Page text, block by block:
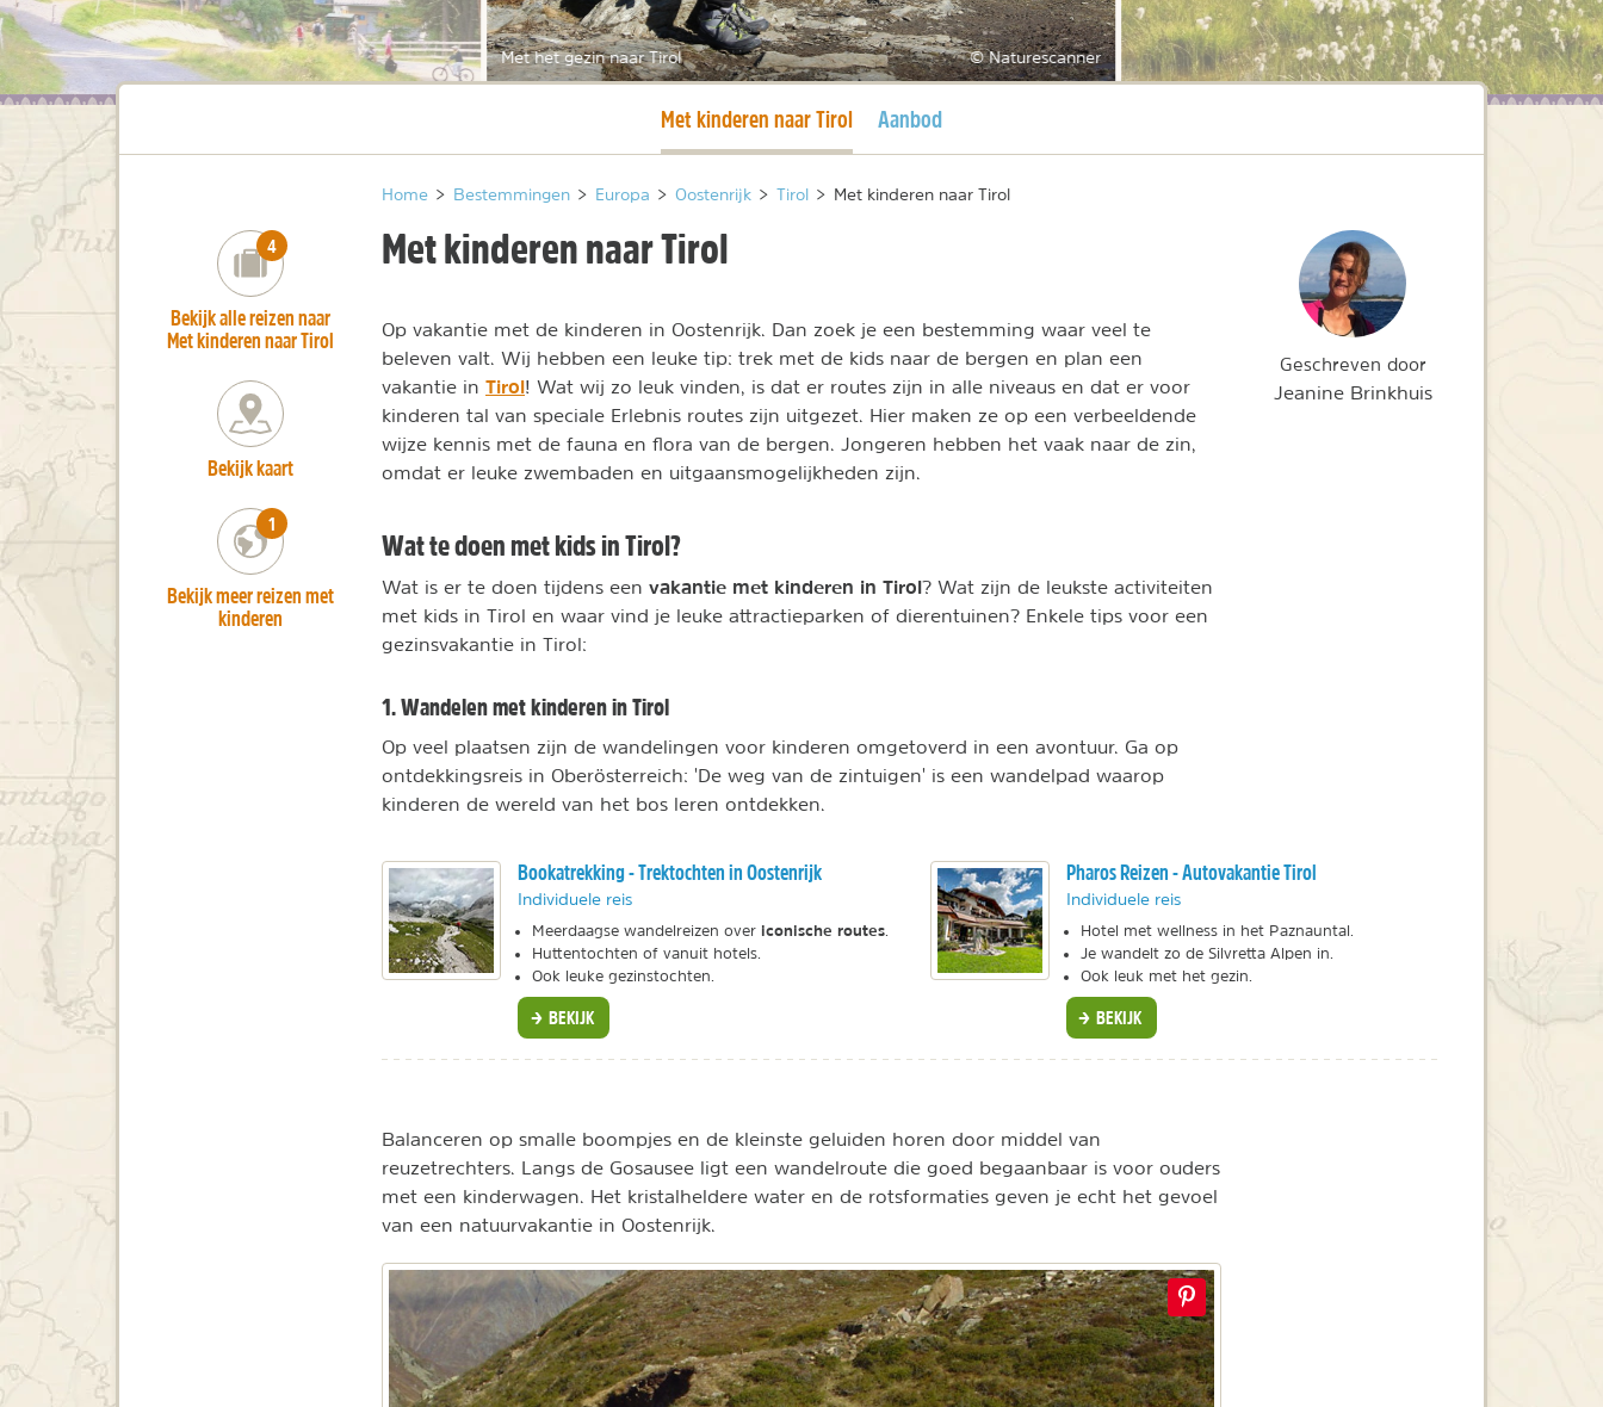
Met het gezin naar Tirol © Naturescanner
Huidige pagina
Met kinderen naar Tirol Aanbod
Home > Bestemmingen > Europa > Oostenrijk > Tirol > Met kinderen naar Tirol
Met kinderen naar Tirol
Op vakantie met de kinderen in Oostenrijk. Dan zoek je een bestemming waar veel te
beleven valt. Wij hebben een leuke tip: trek met de kids naar de bergen en plan een
vakantie in Tirol! Wat wij zo leuk vinden, is dat er routes zijn in alle niveaus en dat er voor
kinderen tal van speciale Erlebnis routes zijn uitgezet. Hier maken ze op een verbeeldende
wijze kennis met de fauna en flora van de bergen. Jongeren hebben het vaak naar de zin,
omdat er leuke zwembaden en uitgaansmogelijkheden zijn.
Wat te doen met kids in Tirol?
Wat is er te doen tijdens een vakantie met kinderen in Tirol? Wat zijn de leukste activiteiten
met kids in Tirol en waar vind je leuke attractieparken of dierentuinen? Enkele tips voor een
gezinsvakantie in Tirol:
1. Wandelen met kinderen in Tirol
Op veel plaatsen zijn de wandelingen voor kinderen omgetoverd in een avontuur. Ga op
ontdekkingsreis in Oberösterreich: 'De weg van de zintuigen' is een wandelpad waarop
kinderen de wereld van het bos leren ontdekken.
Bookatrekking - Trektochten in Oostenrijk
Individuele reis
Meerdaagse wandelreizen over iconische routes
Huttentochten of vanuit hotels.
Ook leuke gezinstochten.
BEKIJK
Pharos Reizen - Autovakantie Tirol
Individuele reis
Hotel met wellness in het Paznauntal.
Je wandelt zo de Silvretta Alpen in.
Ook leuk met het gezin.
BEKIJK
Balanceren op smalle boompjes en de kleinste geluiden horen door middel van
reuzetrechters. Langs de Gosausee ligt een wandelroute die goed begaanbaar is voor ouders
met een kinderwagen. Het kristalheldere water en de rotsformaties geven je echt het gevoel
van een natuurvakantie in Oostenrijk.
number_of_trips:
4
Bekijk alle reizen naar
Met kinderen naar Tirol
Bekijk kaart
number_of_trips:
1
Bekijk meer reizen met
kinderen
Geschreven door
Jeanine Brinkhuis